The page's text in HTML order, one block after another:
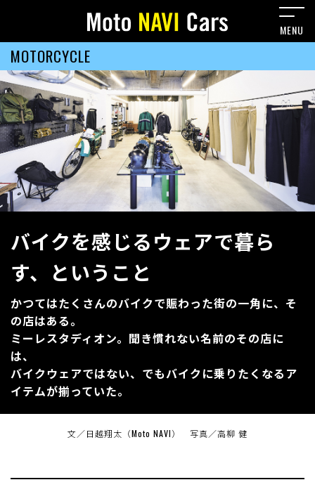
MOTORCYCLE
バイクを感じるウェアで暮ら
す、ということ
かつてはたくさんのバイクで賑わった街の一角に、そ
の店はある。
ミーレスタディオン。聞き慣れない名前のその店に
は、
バイクウェアではない、でもバイクに乗りたくなるア
イテムが揃っていた。
文／日越翔太（Moto NAVI） 写真／高柳 健